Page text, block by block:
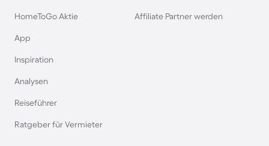
HomeToGo Aktie
App
Inspiration
Analysen
Reiseführer
Ratgeber für Vermieter
Affiliate Partner werden